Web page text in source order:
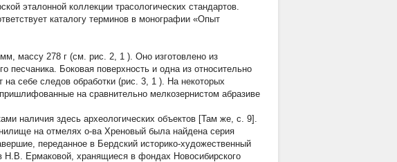
эталонной коллекции трасологических стандартов.
каталогу терминов в монографии «Опыт
массу 278 г (см. рис. 2, 1 ). Оно изготовлено из
песчаника. Боковая поверхность и одна из относительно
себе следов обработки (рис. 3, 1 ). На некоторых
на сравнительно мелкозернистом абразиве
наличия здесь археологических объектов [Там же, с. 9].
на отмелях о-ва Хреновый была найдена серия
переданное в Бердский историко-художественный
Ермаковой, хранящиеся в фондах Новосибирского